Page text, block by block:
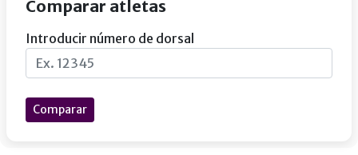
Comparar atletas
Introducir número de dorsal
Comparar